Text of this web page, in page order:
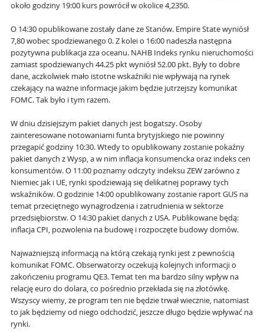
około godziny 19:00 kurs powrócił w okolice 4,2350.
O 14:30 opublikowane zostały dane ze Stanów. Empire State wyniósł
7,80 wobec spodziewanego 0. Z kolei o 16:00 nadeszła następna
pozytywna publikacja zza oceanu. NAHB Indeks rynku nieruchomości
zamiast spodziewanych 44.25 pkt wyniósł 52.00 pkt. Były to dobre
dane, aczkolwiek mało istotne wskaźniki nie wpływają na rynek
czekający na ważne informacje jakim będzie jutrzejszy komunikat
FOMC. Tak było i tym razem.
W dniu dzisiejszym pakiet danych jest bogatszy. Osoby
zainteresowane notowaniami funta brytyjskiego nie powinny
przegapić godziny 10:30. Wtedy to opublikowany zostanie pokaźny
pakiet danych z Wysp, a w nim inflacja konsumencka oraz indeks cen
konsumentów. O 11:00 poznamy odczyty indeksu ZEW zarówno z
Niemiec jak i UE, rynki spodziewają się delikatnej poprawy tych
wskaźników. O godzinie 14:00 opublikowany zostanie raport GUS na
temat przeciętnego wynagrodzenia i zatrudnienia w sektorze
przedsiębiorstw. O 14:30 pakiet danych z USA. Publikowane będą:
inflacja CPI, pozwolenia na budowę i rozpoczęte budowy domów.
Najważniejszą informacją na którą czekają rynki jest z pewnością
komunikat FOMC. Obserwatorzy oczekują kolejnych informacji o
zakończeniu programu QE3. Temat ten ma bardzo silny wpływ na
relację euro do dolara, co pośrednio przekłada się na złotówkę.
Wszyscy wiemy, że program ten nie będzie trwał wiecznie, natomiast
to jak będziemy od niego odchodzić, jeszcze długo będzie wpływać na
rynki.